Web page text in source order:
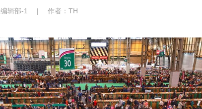
编辑部-1 | 作者： TH